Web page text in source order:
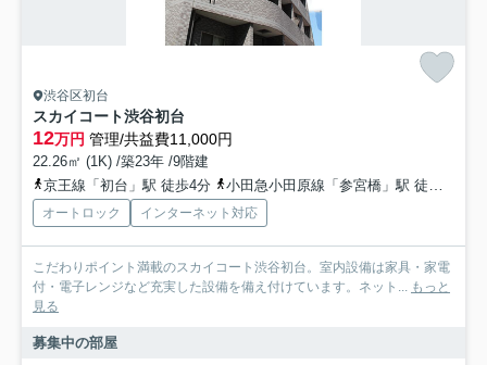
渋谷区初台
スカイコート渋谷初台
12万円 管理/共益費11,000円
22.26㎡ (1K) /築23年 /9階建
京王線「初台」駅 徒歩4分
小田急小田原線「参宮橋」駅 徒歩8分
オートロック インターネット対応
こだわりポイント満載のスカイコート渋谷初台。室内設備は家具・家電
付・電子レンジなど充実した設備を備え付けています。ネット... もっと
見る
募集中の部屋